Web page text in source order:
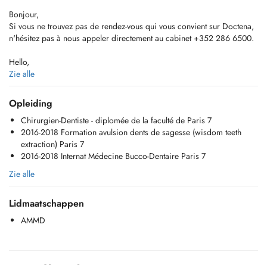
Bonjour,
Si vous ne trouvez pas de rendez-vous qui vous convient sur Doctena,
n'hésitez pas à nous appeler directement au cabinet +352 286 6500.
Hello,
If you do not find an appointment on Doctena that suits you, do not
hesitate to call us directly at the +352 286 6500.
Extractions dents de sagesse (wisdom teeth extractions)
Dévitalisation (root canal treatments)
Soins adultes et enfants (fillings)
(prosthesis)
Zie alle
Opleiding
Chirurgien-Dentiste - diplomée de la faculté de Paris 7
2016-2018 Formation avulsion dents de sagesse (wisdom teeth
extraction) Paris 7
2016-2018 Internat Médecine Bucco-Dentaire Paris 7
Zie alle
Lidmaatschappen
AMMD